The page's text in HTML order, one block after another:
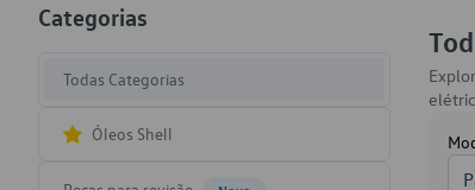
Categorias
Todas Categorias
Óleos Shell